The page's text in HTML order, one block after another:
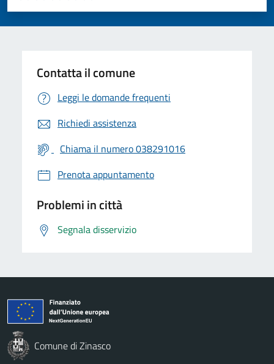
Valuta 5 stelle su 5
Valuta 4 stelle su 5
Valuta 3 stelle su 5
Valuta 2 stelle su 5
Valuta 1 stelle su 5
Contatta il comune
Leggi le domande frequenti
Richiedi assistenza
Chiama il numero 038291016
Prenota appuntamento
Problemi in città
Segnala disservizio
Comune di Zinasco